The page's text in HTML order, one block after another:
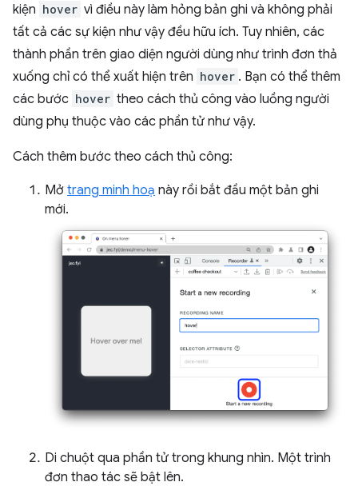
kiện hover vì điều này làm hỏng bản ghi và không phải
tất cả các sự kiện như vậy đều hữu ích. Tuy nhiên, các
thành phần trên giao diện người dùng như trình đơn thả
xuống chỉ có thể xuất hiện trên hover . Bạn có thể thêm
các bước hover theo cách thủ công vào luồng người
dùng phụ thuộc vào các phần tử như vậy.
Cách thêm bước theo cách thủ công:
Mở trang minh hoạ này rồi bắt đầu một bản ghi
mới.
Di chuột qua phần tử trong khung nhìn. Một trình
đơn thao tác sẽ bật lên.